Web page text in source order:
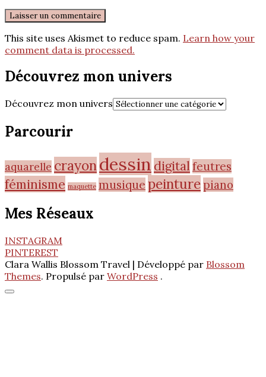
This site uses Akismet to reduce spam. Learn how your
comment data is processed.
Découvrez mon univers
Découvrez mon univers
Parcourir
aquarelle crayondessin digitalfeutres
féminisme maquette musique peinturepiano
Mes Réseaux
INSTAGRAM
PINTEREST
Clara Wallis Blossom Travel | Développé par Blossom
Themes. Propulsé par WordPress .